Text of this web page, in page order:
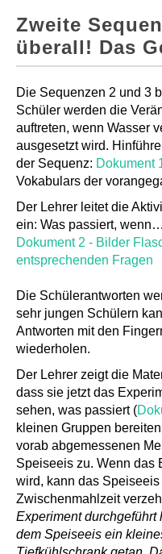
Zweite
überall! Das
Die Sequenzen 2 und 3
Schüler werden die
auftreten, wenn Wasser
ausgesetzt wird.
der Sequenz: Dokument
Vokabulars der
Der Lehrer leitet die
ein: Was passiert,
Dokument 2 - Bilder
entsprechenden Fragen
Die Schülerantworten
sehr jungen Schülern
Antworten mit den
wiederholen.
Der Lehrer zeigt die
dass sie jetzt das
sehen, was passiert (
kleinen Gruppen
vorab abgemessenen
Speiseeis zu. Wenn das
wird, kann das
Zwischenmahlzeit
Experiment durchgeführt
dem Speiseeis ein